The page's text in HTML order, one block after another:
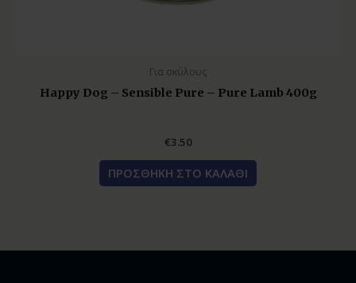
Για σκύλους
Happy Dog – Sensible Pure – Pure Lamb 400g
€3.50
ΠΡΟΣΘΉΚΗ ΣΤΟ ΚΑΛΆΘΙ